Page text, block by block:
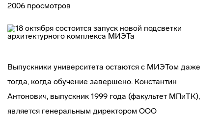
2006 просмотров
Выпускники университета остаются с МИЭТом даже
тогда, когда обучение завершено. Константин
Антонович, выпускник 1999 года (факультет МПиТК),
является генеральным директором ООО